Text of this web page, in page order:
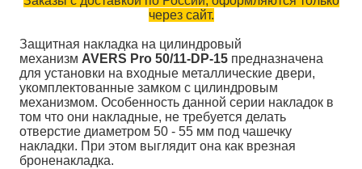
через сайт.
Защитная накладка на цилиндровый
механизм AVERS Pro 50/11-DP-15 предназначена
для установки на входные металлические двери,
укомплектованные замком с цилиндровым
механизмом. Особенность данной серии накладок в
том что они накладные, не требуется делать
отверстие диаметром 50 - 55 мм под чашечку
накладки. При этом выглядит она как врезная
броненакладка.